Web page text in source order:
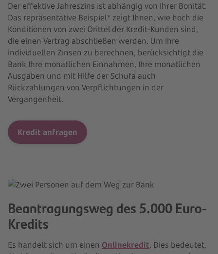
Der effektive Jahreszins ist abhängig von Ihrer Bonität.
Das repräsentative Beispiel* zeigt Ihnen, wie hoch die
Konditionen von zwei Drittel der Kredit-Kunden sind,
die einen Vertrag abschließen werden. Um Ihre
individuellen Zinsen zu berechnen, berücksichtigt die
Bank Ihre monatlichen Einnahmen, Ihre monatlichen
Ausgaben und mit Hilfe der Schufa auch
Rückzahlungen von Verpflichtungen in der
Vergangenheit.
Kredit anfragen
Beantragungsweg des 5.000 Euro-
Kredits
Es handelt sich um einen Onlinekredit. Dies bedeutet,